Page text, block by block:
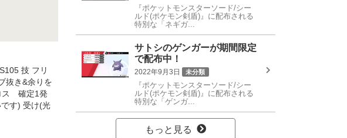
技 フリ
抜き&余りを
ス 確定1発
す) 受け(光
『ポケットモンスターソード/シー
ルド(ポケモン剣盾)』に配布される
特別な「ネギガ...
サトシのゲンガーが期間限定
で配布中！
2022年9月3日 未分類
『ポケットモンスターソード/シー
ルド(ポケモン剣盾)』に配布される
特別な「ゲンガ...
もっと見る